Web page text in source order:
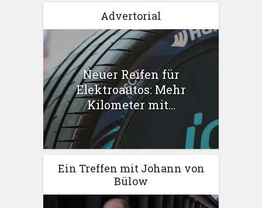
Advertorial
Neuer Reifen für
Elektroautos: Mehr
Kilometer mit...
Ein Treffen mit Johann von
Bülow